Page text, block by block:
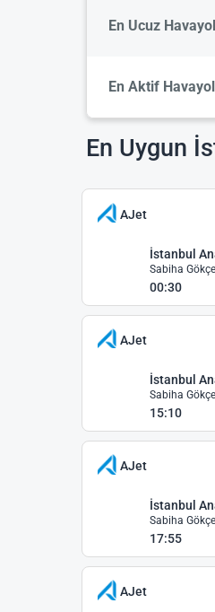
En Ucuz
En Aktif
En Uygun
AJet
İstanbul
Sabiha
00:30
AJet
İstanbul
Sabiha
15:10
AJet
İstanbul
Sabiha
17:55
AJet